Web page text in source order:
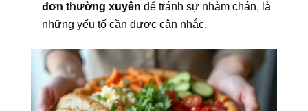
đơn thường xuyên để tránh sự nhàm chán, là
những yếu tố cần được cân nhắc.